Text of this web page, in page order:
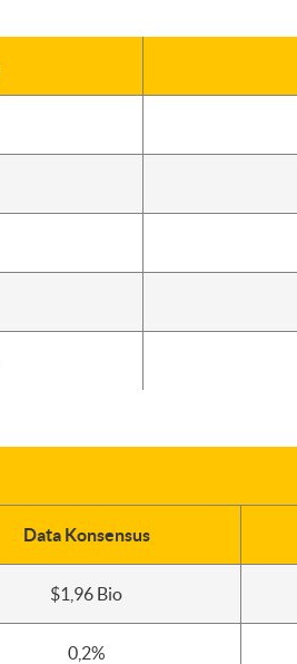
Data Konsensus
$1,96 Bio
0,2%